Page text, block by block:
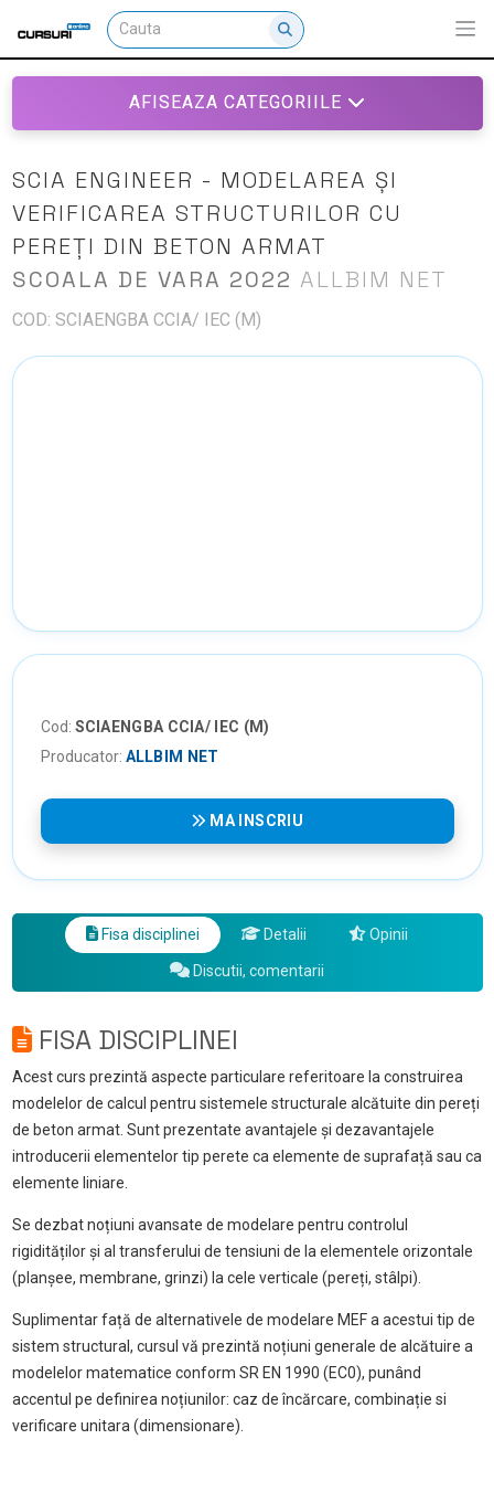
AFISEAZA CATEGORIILE
SCIA ENGINEER - MODELAREA ȘI
VERIFICAREA STRUCTURILOR CU
PEREȚI DIN BETON ARMAT
SCOALA DE VARA 2022 ALLBIM NET
COD: SCIAENGBA CCIA/ IEC (M)
Cod: SCIAENGBA CCIA/ IEC (M)
Producator: ALLBIM NET
MA INSCRIU
Fisa disciplinei Detalii Opinii
Discutii, comentarii
FISA DISCIPLINEI
Acest curs prezintă aspecte particulare referitoare la construirea
modelelor de calcul pentru sistemele structurale alcătuite din pereți
de beton armat. Sunt prezentate avantajele și dezavantajele
introducerii elementelor tip perete ca elemente de suprafață sau ca
elemente liniare.
Se dezbat noțiuni avansate de modelare pentru controlul
rigidităților și al transferului de tensiuni de la elementele orizontale
(planșee, membrane, grinzi) la cele verticale (pereți, stâlpi).
Suplimentar față de alternativele de modelare MEF a acestui tip de
sistem structural, cursul vă prezintă noțiuni generale de alcătuire a
modelelor matematice conform SR EN 1990 (EC0), punând
accentul pe definirea noțiunilor: caz de încărcare, combinație si
verificare unitara (dimensionare).